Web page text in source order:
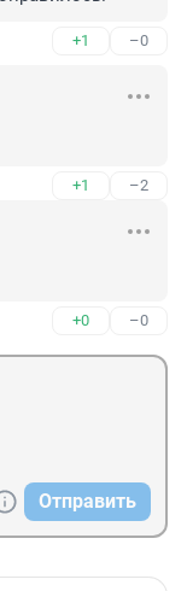
+1 –0
+1 –2
+0 –0
Отправить